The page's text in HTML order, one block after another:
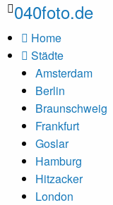
040foto.de
Home
Städte
Amsterdam
Berlin
Braunschweig
Frankfurt
Goslar
Hamburg
Hitzacker
London